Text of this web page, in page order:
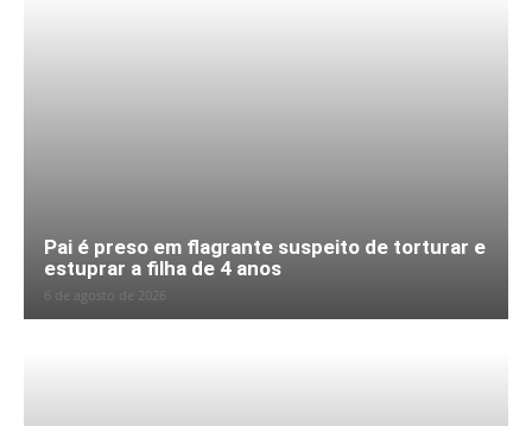
Pai é preso em flagrante suspeito de torturar e
estuprar a filha de 4 anos
6 de agosto de 2026